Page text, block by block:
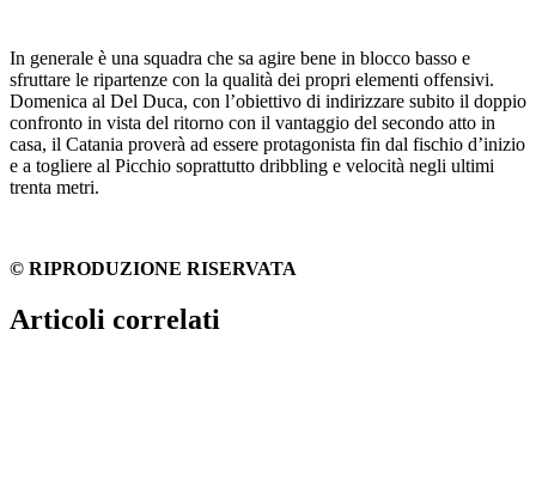
In generale è una squadra che sa agire bene in blocco basso e
sfruttare le ripartenze con la qualità dei propri elementi offensivi.
Domenica al Del Duca, con l’obiettivo di indirizzare subito il doppio
confronto in vista del ritorno con il vantaggio del secondo atto in
casa, il Catania proverà ad essere protagonista fin dal fischio d’inizio
e a togliere al Picchio soprattutto dribbling e velocità negli ultimi
trenta metri.
© RIPRODUZIONE RISERVATA
Articoli correlati